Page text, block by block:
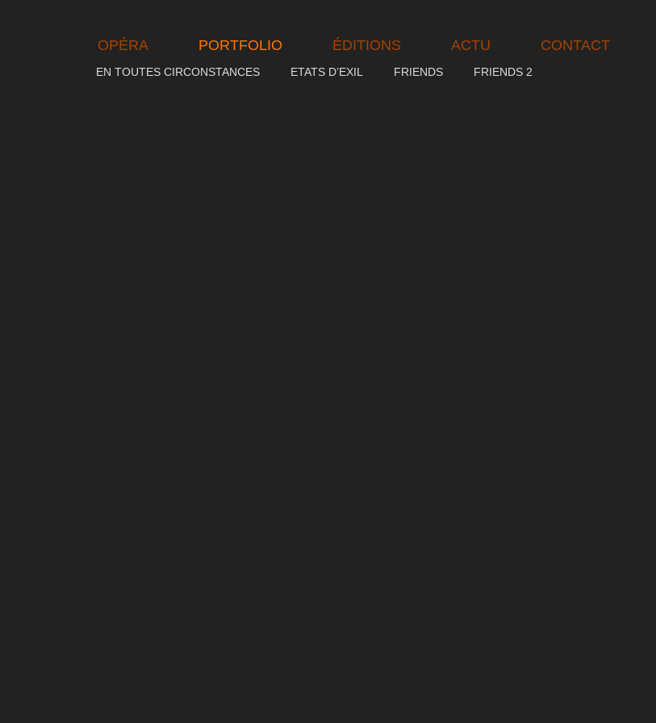
CONTACT
ACTU
ÉDITIONS
PORTFOLIO
OPÉRA
EN TOUTES CIRCONSTANCES ETATS D’EXIL FRIENDS FRIENDS 2